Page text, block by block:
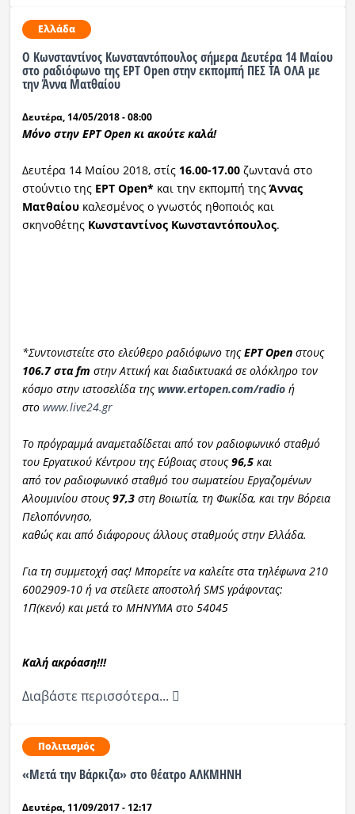
Ελλάδα
O Κωνσταντίνος Κωνσταντόπουλος σήμερα Δευτέρα 14 Μαίου
στο ραδιόφωνο της ΕΡΤ Open στην εκπομπή ΠΕΣ ΤΑ ΟΛΑ με
την Άννα Ματθαίου
Δευτέρα, 14/05/2018 - 08:00
Μόνο στην ΕΡΤ Open κι ακούτε καλά!
Δευτέρα 14 Μαίου 2018, στίς 16.00-17.00ζωντανά στο
στούντιο τηςΕΡΤ Open*και την εκπομπή τηςΆννας
Ματθαίουκαλεσμένος ο γνωστός ηθοποιός και
σκηνοθέτης Κωνσταντίνος Κωνσταντόπουλος.
*Συντονιστείτε στο ελεύθερο ραδιόφωνο τηςΕΡΤ Openστους
106.7 στα fm στην Αττική και διαδικτυακά σε ολόκληρο τον
κόσμο στην ιστοσελίδα τηςwww.ertopen.com/radio ή
στο www.live24.gr
Το πρόγραμμά αναμεταδίδεται από τον ραδιοφωνικό σταθμό
του Εργατικού Κέντρου της Εύβοιας στους96,5και
από τον ραδιοφωνικό σταθμό του σωματείου Εργαζομένων
Αλουμινίου στους97,3στη Βοιωτία, τη Φωκίδα, και την Βόρεια
Πελοπόννησο,
καθώς και από διάφορους άλλους σταθμούς στην Ελλάδα.
Για τη συμμετοχή σας! Μπορείτε να καλείτε στα τηλέφωνα 210
6002909-10 ή να στείλετε αποστολή SMS γράφοντας:
1Π(κενό) και μετά το ΜΗΝΥΜΑ στο 54045
Καλή ακρόαση!!!
Διαβάστε περισσότερα...
Πολιτισμός
«Μετά την Βάρκιζα» στο θέατρο ΑΛΚΜΗΝΗ
Δευτέρα, 11/09/2017 - 12:17